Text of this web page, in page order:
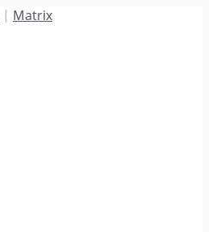
| Matrix